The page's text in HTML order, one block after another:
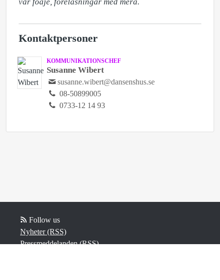
Kontaktpersoner
KOMMUNIKATIONSCHEF
Susanne Wibert
susanne.wibert@dansenshus.se
08-50899005
0733-12 14 93
Follow us
Nyheter (RSS)
Pressmeddelanden (RSS)